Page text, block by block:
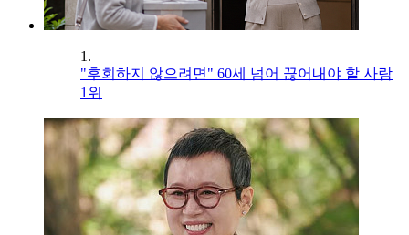
1.
"후회하지 않으려면" 60세 넘어 끊어내야 할 사람
1위